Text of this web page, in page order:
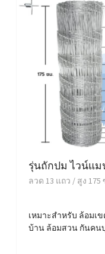
รุ่นถักปม ไวน์แม
ลวด 13 แถว / สูง
เหมาะสำหรับ ล้อมเ
บ้าน ล้อมสวน กันคน